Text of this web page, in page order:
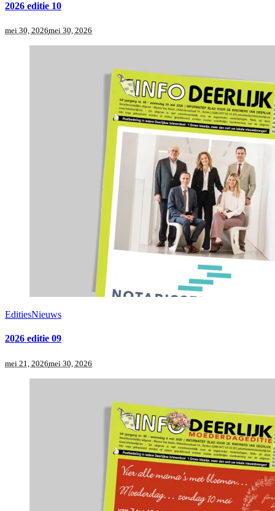
2026 editie 10
mei 30, 2026mei 30, 2026
EditiesNieuws
2026 editie 09
mei 21, 2026mei 30, 2026